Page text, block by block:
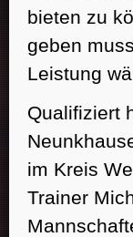
bieten zu
geben
Leistung
Qualifiziert
im Kreis
Trainer